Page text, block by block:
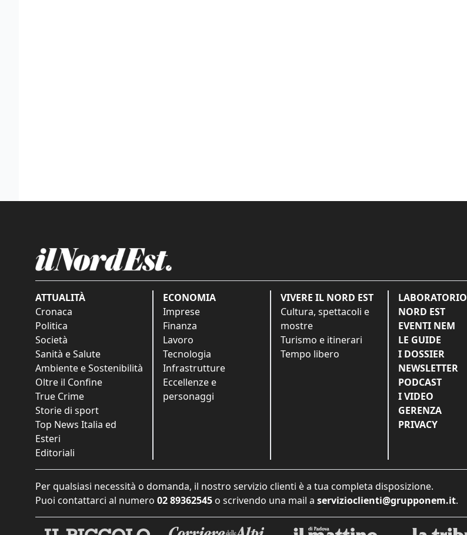
ATTUALITÀ
Cronaca
Politica
Società
Sanità e Salute
Ambiente e Sostenibilità
Oltre il Confine
True Crime
Storie di sport
Top News Italia ed
Esteri
Editoriali
ECONOMIA
Imprese
Finanza
Lavoro
Tecnologia
Infrastrutture
Eccellenze e
personaggi
VIVERE IL NORD EST
Cultura, spettacoli e
mostre
Turismo e itinerari
Tempo libero
LABORATORIO
NORD EST
EVENTI NEM
LE GUIDE
I DOSSIER
NEWSLETTER
PODCAST
I VIDEO
GERENZA
PRIVACY
Per qualsiasi necessità o domanda, il nostro servizio clienti è a tua completa disposizione.
Puoi contattarci al numero 02 89362545 o scrivendo una mail a servizioclienti@grupponem.it.